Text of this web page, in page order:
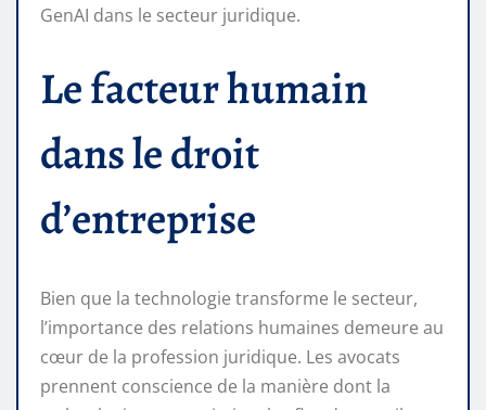
GenAI dans le secteur juridique.
Le facteur humain
dans le droit
d’entreprise
Bien que la technologie transforme le secteur,
l’importance des relations humaines demeure au
cœur de la profession juridique. Les avocats
prennent conscience de la manière dont la